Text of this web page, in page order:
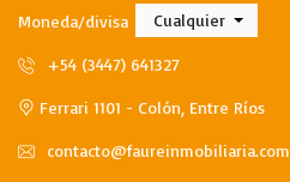
Moneda/divisa Cualquier
+54 (3447) 641327
Ferrari 1101 - Colón, Entre Ríos
contacto@faureinmobiliaria.com